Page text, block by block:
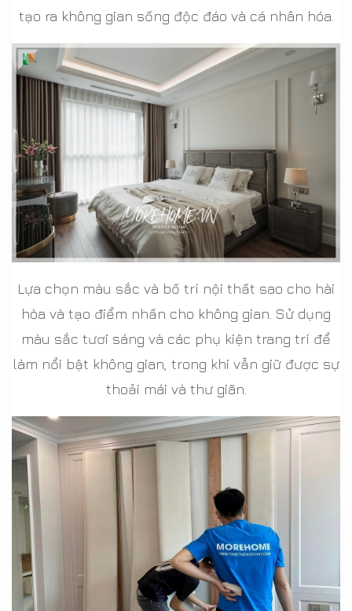
tạo ra không gian sống độc đáo và cá nhân hóa.
Lựa chọn màu sắc và bố trí nội thất sao cho hài
hòa và tạo điểm nhấn cho không gian. Sử dụng
màu sắc tươi sáng và các phụ kiện trang trí để
làm nổi bật không gian, trong khi vẫn giữ được sự
thoải mái và thư giãn.